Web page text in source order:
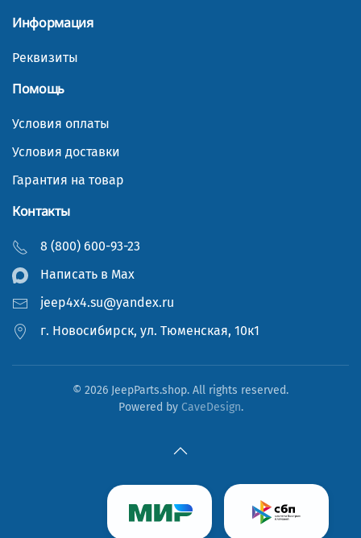
Информация
Реквизиты
Помощь
Условия оплаты
Условия доставки
Гарантия на товар
Контакты
8 (800) 600-93-23
Написать в Мах
jeep4x4.su@yandex.ru
г. Новосибирск, ул. Тюменская, 10к1
© 2026 JeepParts.shop. All rights reserved.
Powered by CaveDesign.